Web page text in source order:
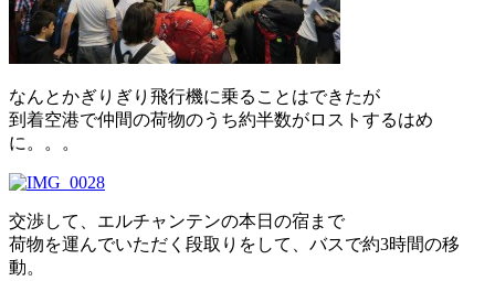
なんとかぎりぎり飛行機に乗ることはできたが
到着空港で仲間の荷物のうち約半数がロストするはめ
に。。。
交渉して、エルチャンテンの本日の宿まで
荷物を運んでいただく段取りをして、バスで約3時間の移
動。